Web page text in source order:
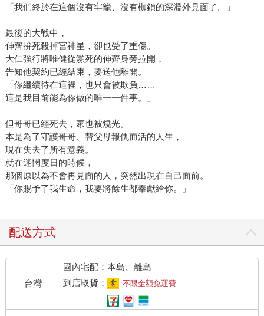
「我們終於在這個沒有牢籠、沒有枷鎖的深淵外見面了。」
最後的大戰中，
伸齊拚死殺掉宮神星，卻也受了重傷。
大仁強行將唯健從瀕死的伸齊身旁拉開，
告知他契約已經結束，要送他離開。
「你繼續待在這裡，也只會被欺負……
這是我目前能為你做的唯一一件事。」
但哥哥已經死去，家也被燒光。
本是為了守護哥哥、替父母報仇而活的人生，
現在失去了所有意義。
就在迷惘度日的時候，
那個原以為不會再見面的人，突然出現在自己面前。
「你賜予了我生命，我要將餘生都奉獻給你。」
配送方式
台灣
國內宅配：本島、離島
到店取貨：
不限金額免運費